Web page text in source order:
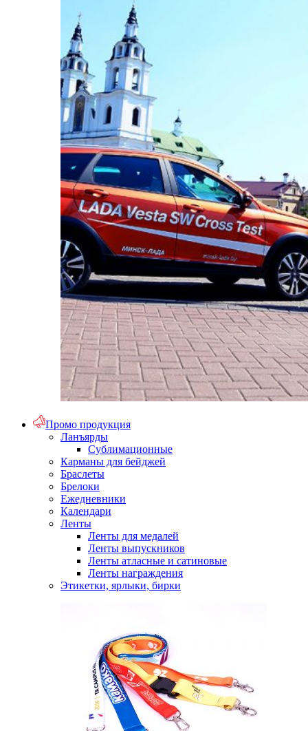
Промо продукция
Ланъярды
Сублимационные
Карманы для бейджей
Браслеты
Брелоки
Ежедневники
Календари
Ленты
Ленты для медалей
Ленты выпускников
Ленты атласные и сатиновые
Ленты награждения
Этикетки, ярлыки, бирки